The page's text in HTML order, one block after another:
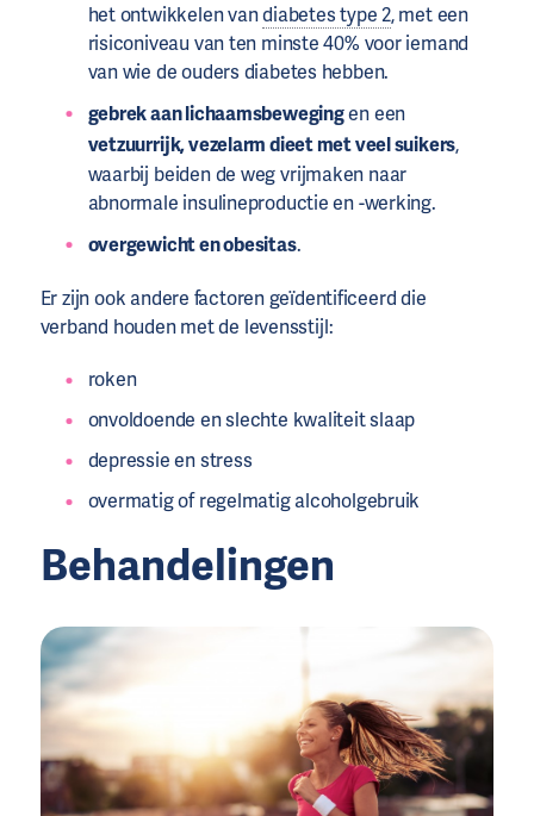
het ontwikkelen vandiabetes type 2, met een
risiconiveau van ten minste 40% voor iemand
van wie de ouders diabetes hebben.
gebrek aan lichaamsbewegingen een
vetzuurrijk, vezelarm dieet met veel suikers,
waarbij beiden de weg vrijmaken naar
abnormale insulineproductie en -werking.
overgewicht en obesitas.
Er zijn ook andere factoren geïdentificeerd die
verband houden met de levensstijl:
roken
onvoldoende en slechte kwaliteit slaap
depressie en stress
overmatig of regelmatig alcoholgebruik
Behandelingen